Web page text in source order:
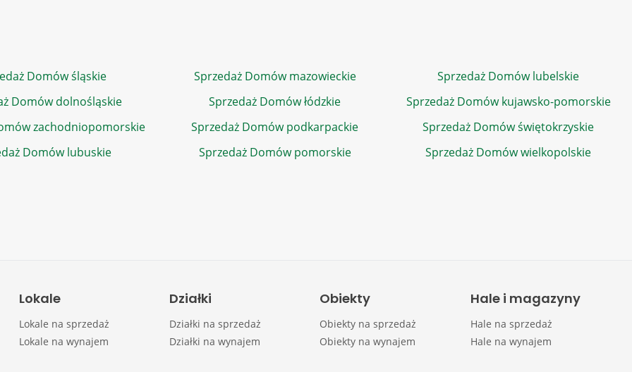
Domów śląskie Sprzedaż Domów mazowieckie
Sprzedaż Domów lubelskie
Domów dolnośląskie
Sprzedaż Domów łódzkie
Sprzedaż Domów kujawsko-pomorskie
zachodniopomorskie
Sprzedaż Domów podkarpackie
Sprzedaż Domów świętokrzyskie
Domów lubuskie
Sprzedaż Domów pomorskie Sprzedaż Domów wielkopolskie
Lokale
Lokale na sprzedaż
Lokale na wynajem
Działki
Działki na sprzedaż
Działki na wynajem
Obiekty
Obiekty na sprzedaż
Obiekty na wynajem
Hale i magazyny
Hale na sprzedaż
Hale na wynajem